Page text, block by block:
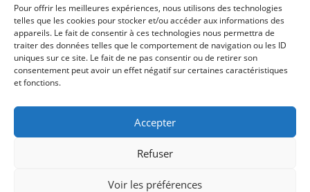
Pour offrir les meilleures expériences, nous utilisons des technologies
telles que les cookies pour stocker et/ou accéder aux informations des
appareils. Le fait de consentir à ces technologies nous permettra de
traiter des données telles que le comportement de navigation ou les ID
uniques sur ce site. Le fait de ne pas consentir ou de retirer son
consentement peut avoir un effet négatif sur certaines caractéristiques
et fonctions.
Accepter
Refuser
Voir les préférences
Palais des Congrès Neptune
Zénith de Toulon
Bureau des Congrès et des Tournages
Événements
Agenda
#Follow Toulon Métropole